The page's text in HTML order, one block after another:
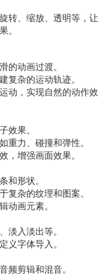
转、缩放、透明等，让
。
的动画过渡。
复杂的运动轨迹。
动，实现自然的动作效
效果。
重力、碰撞和弹性。
，增强画面效果。
和形状。
复杂的纹理和图案。
动画元素。
淡入淡出等。
义字体导入。
频剪辑和混音。